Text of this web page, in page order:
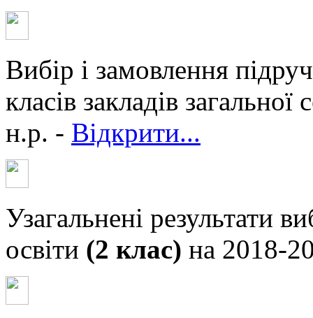
Вибір і замовлення
класів закладів
н.р. - Відкрити...
Узагальнені результати
освіти (2 клас) на 2018-